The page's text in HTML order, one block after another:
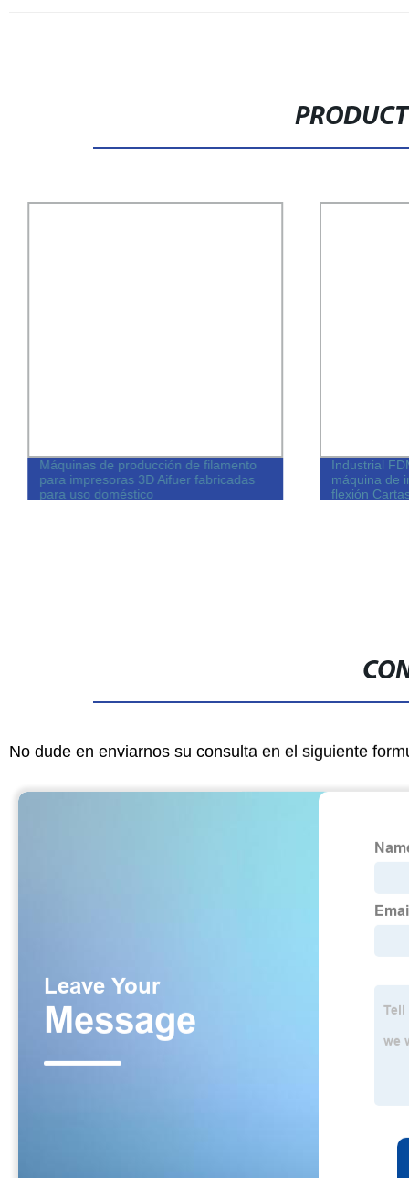
Máquinas de producción de filamento
para impresoras 3D Aifuer fabricadas
para uso doméstico
Industrial
máquina de
flexión
No dude en enviarnos su consulta en el siguiente